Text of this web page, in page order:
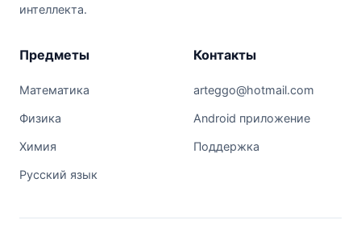
интеллекта.
Предметы
Математика
Физика
Химия
Русский язык
Контакты
arteggo@hotmail.com
Android приложение
Поддержка